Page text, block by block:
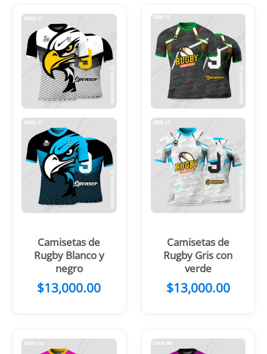
Camisetas de
Rugby Blanco y
negro
$13,000.00
Camisetas de
Rugby Gris con
verde
$13,000.00